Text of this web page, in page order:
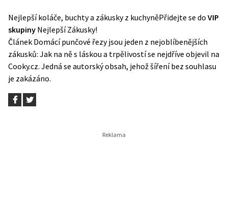
Nejlepší koláče, buchty a zákusky z kuchyněPřidejte se do VIP
skupiny Nejlepší Zákusky!
Článek Domácí punčové řezy jsou jeden z nejoblíbenějších
zákusků: Jak na ně s láskou a trpělivostíse nejdříve objevil na
Cooky.cz. Jedná se autorský obsah, jehož šíření bez souhlasu
je zakázáno.